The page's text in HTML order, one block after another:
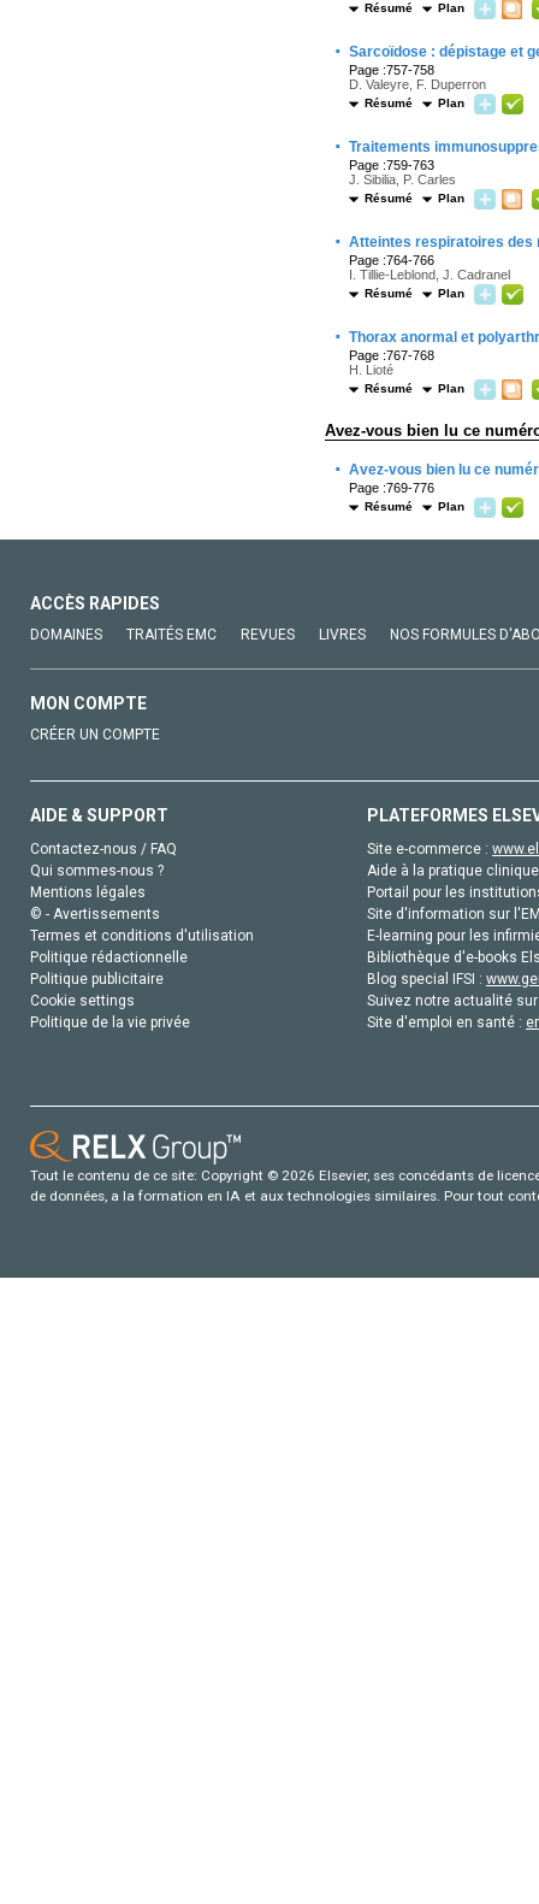
Résumé Plan
· Sarcoïdose : dépistage et
Page :757-758
D. Valeyre, F. Duperron
Résumé Plan
· Traitements
Page :759-763
J. Sibilia, P. Carles
Résumé Plan
· Atteintes respiratoires des
Page :764-766
I. Tillie-Leblond, J. Cadranel
Résumé Plan
· Thorax anormal et
Page :767-768
H. Lioté
Résumé Plan
Avez-vous bien lu ce
· Avez-vous bien lu ce
Page :769-776
Résumé Plan
ACCÈS RAPIDES
DOMAINES TRAITÉS EMC REVUES LIVRES NOS FORMULES
MON COMPTE
CRÉER UN COMPTE
AIDE & SUPPORT
Contactez-nous / FAQ
Qui sommes-nous ?
Mentions légales
© - Avertissements
Termes et conditions d'utilisation
Politique rédactionnelle
Politique publicitaire
Cookie settings
Politique de la vie privée
PLATEFORMES
Site e-commerce :
Aide à la pratique
Portail pour les
Site d'information sur
E-learning pour les
Bibliothèque d'e-books
Blog special IFSI :
Suivez notre actualité
Site d'emploi en santé :
Tout le contenu de ce site: Copyright © 2026 Elsevier, ses concédants de
de données, a la formation en IA et aux technologies similaires. Pour tout